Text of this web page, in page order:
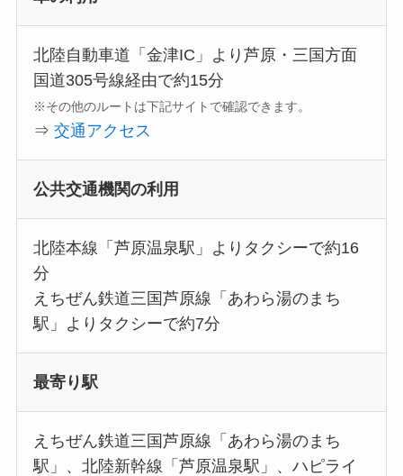
北陸自動車道「金津IC」より芦原・三国方面
国道305号線経由で約15分
※その他のルートは下記サイトで確認できます。
⇒ 交通アクセス
公共交通機関の利用
北陸本線「芦原温泉駅」よりタクシーで約16
分
えちぜん鉄道三国芦原線「あわら湯のまち
駅」よりタクシーで約7分
最寄り駅
えちぜん鉄道三国芦原線「あわら湯のまち
駅」、北陸新幹線「芦原温泉駅」、ハピライ